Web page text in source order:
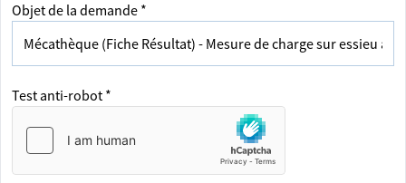
Objet de la demande *
Test anti-robot *